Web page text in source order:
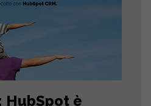
HubSpot è